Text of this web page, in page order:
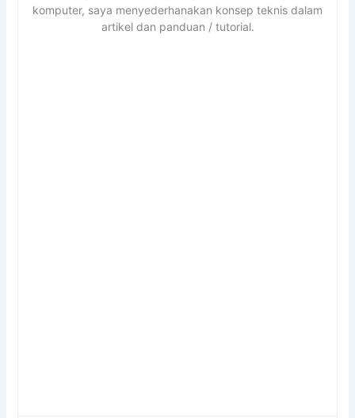
komputer, saya menyederhanakan konsep teknis dalam
artikel dan panduan / tutorial.